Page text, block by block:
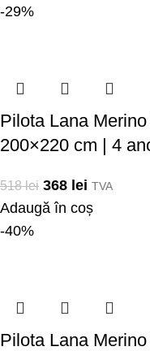
-29%
Pilota Lana
200×220 cm | 4
518lei 368 lei TVA
Adaugă în coș
-40%
Pilota Lana